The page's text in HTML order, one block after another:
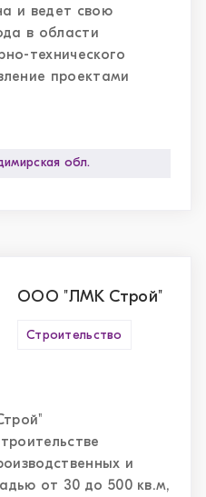
и ведет свою
в области
технического
проектами
так и
обл.
ООО "ЛМК Строй"
Строительство
и
от 30 до 500 кв.м,